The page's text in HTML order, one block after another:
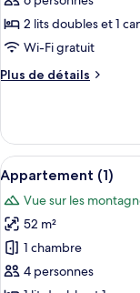
ce
type
chambre :
(11)
2 lits doubles et 1
Wi-Fi gratuit
Plus de détails
Plus
le
type
de
chambre
Appartement
Familial
(11)
Afficher
toutes
les
photos
pour
ce
8
Appartement (1)
Vue sur les
52 m²
1 chambre
4 personnes